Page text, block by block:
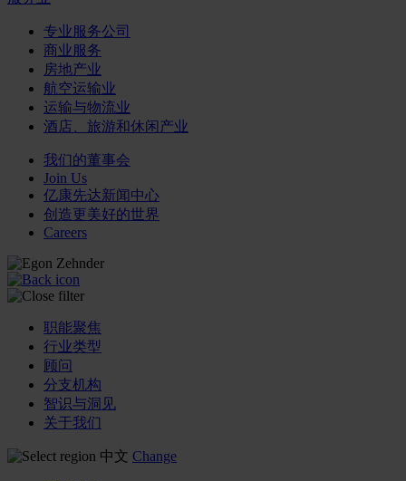
专业服务公司
商业服务
房地产业
航空运输业
运输与物流业
酒店、旅游和休闲产业
我们的董事会
Join Us
亿康先达新闻中心
创造更美好的世界
Careers
职能聚焦
行业类型
顾问
分支机构
智识与洞见
关于我们
中文 Change